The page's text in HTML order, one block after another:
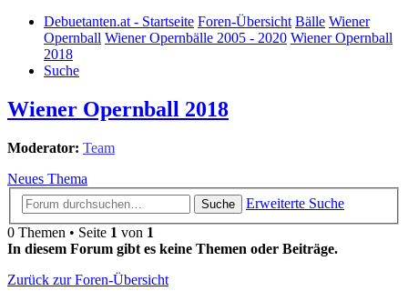
Debuetanten.at - Startseite Foren-Übersicht Bälle Wiener
Opernball Wiener Opernbälle 2005 - 2020 Wiener Opernball
2018
Suche
Wiener Opernball 2018
Moderator: Team
Neues Thema
Suche
Erweiterte Suche
0 Themen • Seite 1 von 1
In diesem Forum gibt es keine Themen oder Beiträge.
Zurück zur Foren-Übersicht